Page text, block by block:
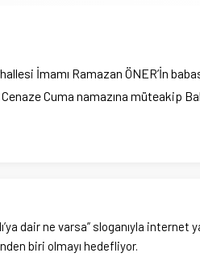
İmamı Ramazan ÖNER’İn
Cuma namazına müteakip
dair ne varsa” sloganıyla internet
biri olmayı hedefliyor.